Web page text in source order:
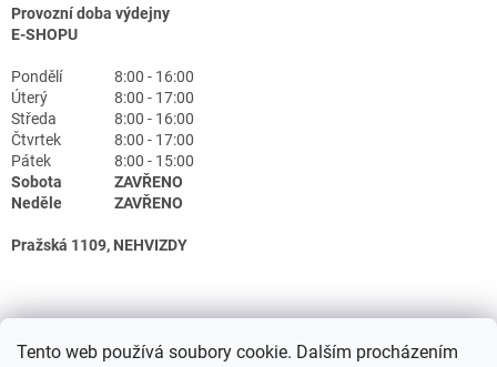
Tento web používá soubory cookie. Dalším procházením
Provozní doba výdejny
E-SHOPU
Pondělí
8:00 - 16:00
Úterý
8:00 - 17:00
Středa
8:00 - 16:00
Čtvrtek
8:00 - 17:00
Pátek
8:00 - 15:00
Sobota
ZAVŘENO
Neděle
ZAVŘENO
Pražská 1109, NEHVIZDY